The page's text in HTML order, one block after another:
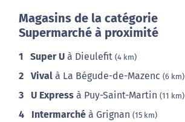
Magasins de la catégorie
Supermarché à proximité
1 Super U à Dieulefit (4 km)
2 Vival à La Bégude-de-Mazenc (6 km)
3 U Express à Puy-Saint-Martin (11 km)
4 Intermarché à Grignan (15 km)